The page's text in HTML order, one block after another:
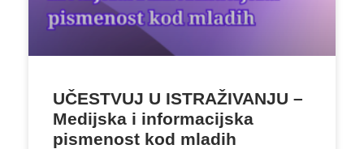
UČESTVUJ U ISTRAŽIVANJU –
Medijska i informacijska
pismenost kod mladih